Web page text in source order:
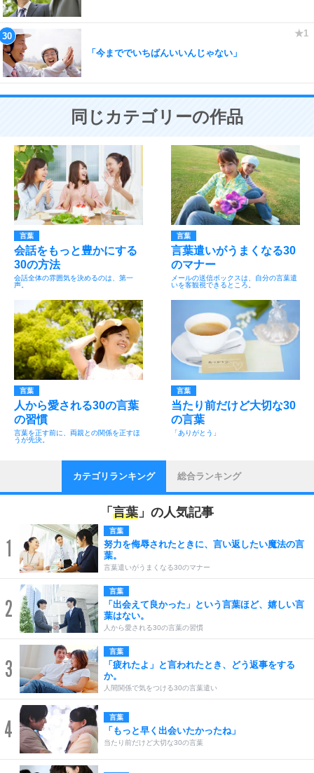
「今まででいちばんいいんじゃない」
同じカテゴリーの作品
言葉
会話をもっと豊かにする
30の方法
会話全体の雰囲気を決めるのは、第一
声。
言葉
言葉遣いがうまくなる30
のマナー
メールの送信ボックスは、自分の言葉遣
いを客観視できるところ。
言葉
人から愛される30の言葉
の習慣
言葉を正す前に、両親との関係を正すほ
うが先決。
言葉
当たり前だけど大切な30
の言葉
「ありがとう」
カテゴリランキング 総合ランキング
「 言葉 」の人気記事
1
言葉
努力を侮辱されたときに、言い返したい魔法の言
葉。
言葉遣いがうまくなる30のマナー
2
言葉
「出会えて良かった」という言葉ほど、嬉しい言
葉はない。
人から愛される30の言葉の習慣
3
言葉
「疲れたよ」と言われたとき、どう返事をする
か。
人間関係で気をつける30の言葉遣い
4 言葉
「もっと早く出会いたかったね」
当たり前だけど大切な30の言葉